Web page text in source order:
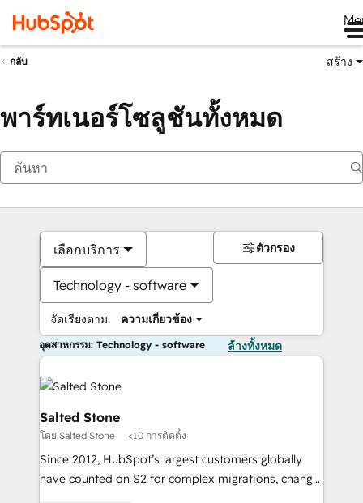
กลับ สร้าง
พาร์ทเนอร์โซลูชันทั้งหมด
เลือกบริการ
Technology - software
จัดเรียงตาม: ความเกี่ยวข้อง
ตัวกรอง
อุตสาหกรรม: Technology - software ล้างทั้งหมด
Salted Stone
โดย Salted Stone <10 การติดตั้ง
Since 2012, HubSpot’s largest customers globally
have counted on S2 for complex migrations, change